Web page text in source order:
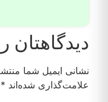
دیدگاهتان
نشانی ایمیل شما
علامت‌گذاری شده‌اند *